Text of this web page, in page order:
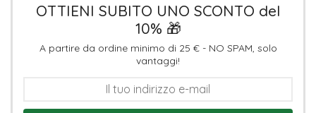
OTTIENI SUBITO UNO SCONTO del
10% 🎁
A partire da ordine minimo di 25 € - NO SPAM, solo
vantaggi!